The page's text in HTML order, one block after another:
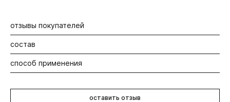
отзывы покупателей
Будьте первыми! Оставьте отзыв об этом продукте
состав
Пластик, синтетическая щетина.
способ применения
оставить отзыв